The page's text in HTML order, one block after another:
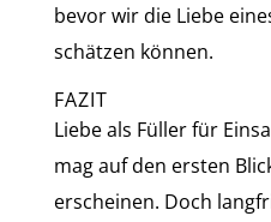
bevor wir die Liebe
schätzen können.
FAZIT
Liebe als Füller für
mag auf den ersten
erscheinen. Doch